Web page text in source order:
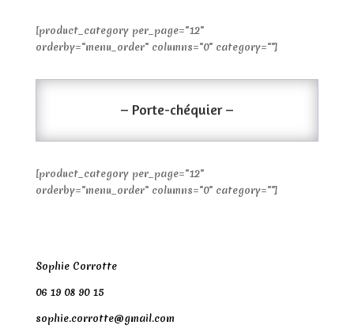
[product_category per_page="12"
orderby="menu_order" columns="0" category=""]
– Porte-chéquier –
[product_category per_page="12"
orderby="menu_order" columns="0" category=""]
Sophie Corrotte
06 19 08 90 15
sophie.corrotte@gmail.com